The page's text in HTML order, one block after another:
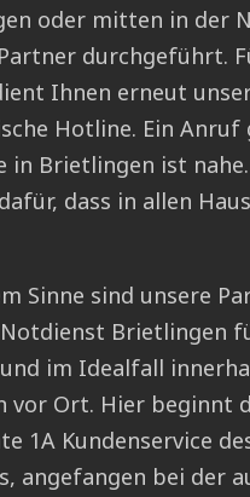
oder mitten in der
durchgeführt.
Ihnen erneut
Hotline. Ein Anruf
in Brietlingen ist
dass in allen
Sinne sind unsere
Brietlingen
im Idealfall
vor Ort. Hier beginnt
1A Kundenservice
angefangen bei der